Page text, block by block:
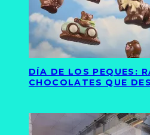
DÍA DE LOS PEQUES:
CHOCOLATES QUE